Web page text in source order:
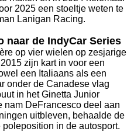
2025 een stoeltje weten te
Lanigan Racing.
naar de IndyCar Series
op vier wielen op zesjarige
zijn kart in voor een
een Italiaans als een
onder de Canadese vlag
in het Ginetta Junior
nam DeFrancesco deel aan
uitbleven, behaalde de
in de autosport.